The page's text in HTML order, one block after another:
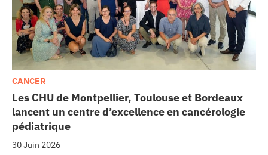
Les CHU de Montpellier, Toulouse et Bordeaux
lancent un centre d’excellence en cancérologie
pédiatrique
30 Juin 2026
CANCER